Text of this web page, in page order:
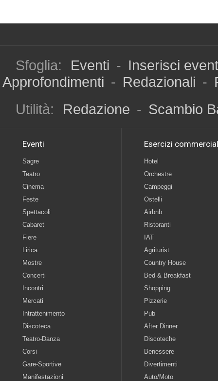
Sfoglia: Eventi - Inserisci
Approfondimenti - Redazionali -
Utilità:
Redazione - Scambio
Eventi
Sagre
Teatro
Cinema
Feste
Spettacoli
Cabaret
Fiere
Lirica
Mostre
Concerti
Incontri
Mercati
Intrattenimento
Discoteca
Teatro-Danza
Corsi
Gare-Sportive
Manifestazioni
Esercizi
Hotel
Orchestre
Campeggi
Ostelli
Airbnb
Ristoranti
IAT
Agriturist
Country House
Bed & Breakfast
Shopping
Pizzerie
Pub
After Dinner
Discoteche
Benessere
Divertimenti
Auto/Moto